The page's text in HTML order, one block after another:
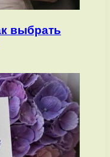
выбрать